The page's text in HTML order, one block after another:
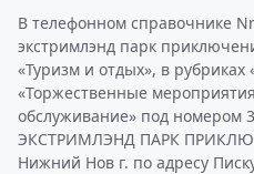
В телефонном справочнике
экстримлэнд парк
«Туризм и отдых», в рубриках
«Торжественные
обслуживание» под номером
ЭКСТРИМЛЭНД ПАРК
Нижний Нов г. по адресу